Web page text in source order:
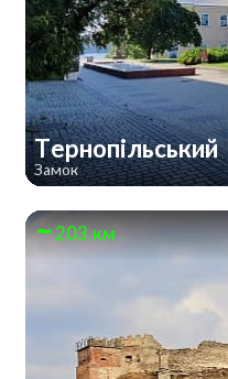
Тернопільський
Замок
203 км